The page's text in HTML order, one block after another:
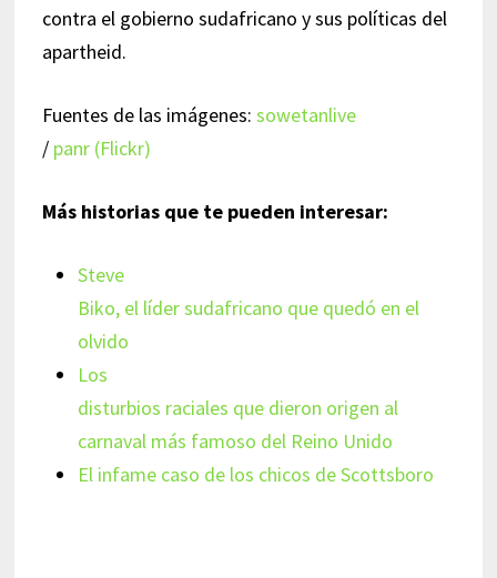
contra el gobierno sudafricano y sus políticas del
apartheid.
Fuentes de las imágenes: sowetanlive
/ panr (Flickr)
Más historias que te pueden interesar:
Steve
Biko, el líder sudafricano que quedó en el
olvido
Los
disturbios raciales que dieron origen al
carnaval más famoso del Reino Unido
El infame caso de los chicos de Scottsboro